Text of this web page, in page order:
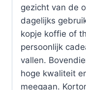
gezicht van de
dagelijks
kopje koffie of
persoonlijk
vallen.
hoge kwaliteit
meegaan.